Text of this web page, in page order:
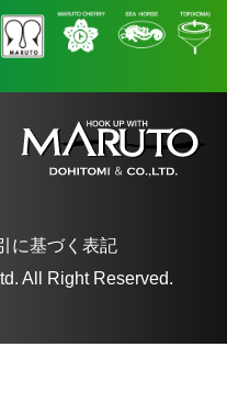
に基づく表記
All Right Reserved.